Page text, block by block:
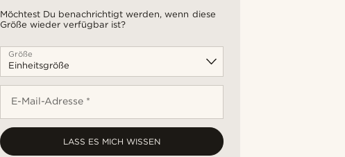
Möchtest Du benachrichtigt werden, wenn diese
Größe wieder verfügbar ist?
Größe
E-Mail-Adresse *
LASS ES MICH WISSEN